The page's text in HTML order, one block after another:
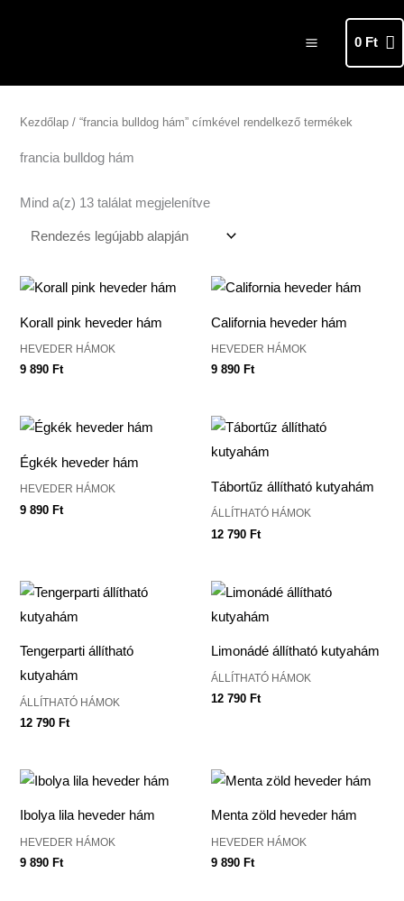
MAIN
MENU
0 Ft
Kezdőlap / “francia bulldog hám” címkével rendelkező termékek
francia bulldog hám
Mind a(z) 13 találat megjelenítve
latest
Korall pink heveder hám
HEVEDER HÁMOK
9 890 Ft
California heveder hám
HEVEDER HÁMOK
9 890 Ft
Égkék heveder hám
HEVEDER HÁMOK
9 890Ft
Tábortűz állítható kutyahám
ÁLLÍTHATÓ HÁMOK
12 790 Ft
Tengerparti állítható
kutyahám
ÁLLÍTHATÓ HÁMOK
12 790 Ft
Limonádé állítható kutyahám
ÁLLÍTHATÓ HÁMOK
12 790 Ft
Ibolya lila heveder hám
HEVEDER HÁMOK
9 890 Ft
Menta zöld heveder hám
HEVEDER HÁMOK
9 890 Ft